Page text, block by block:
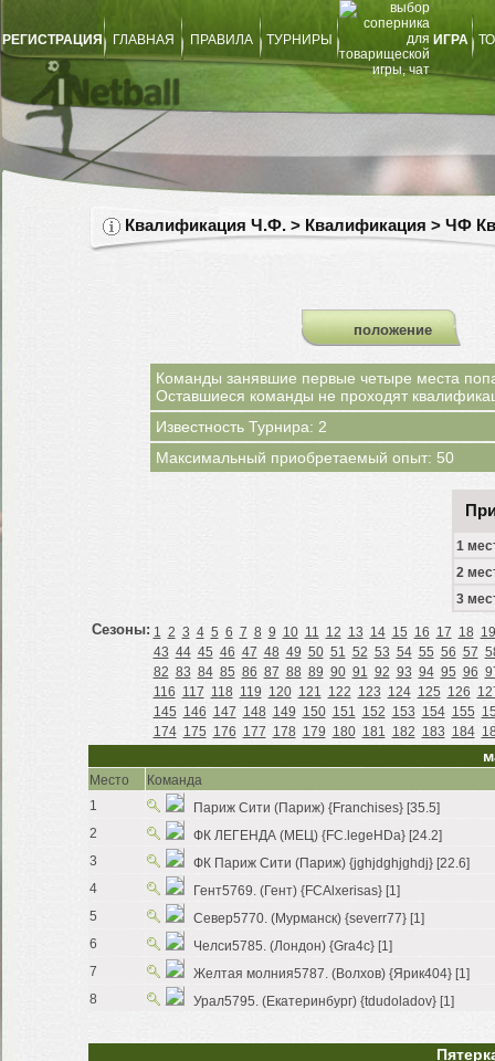
РЕГИСТРАЦИЯ ГЛАВНАЯ ПРАВИЛА ТУРНИРЫ ИГРА
Квалификация Ч.Ф. > Квалификация > ЧФ
положение
Команды занявшие первые четыре места
Оставшиеся команды не проходят
Известность Турнира: 2
Максимальный приобретаемый опыт: 50
1
2
3
Сезоны: 1 2 3 4 5 6 7 8 9 10 11 12 13 14 15 16 17 18 19
43 44 45 46 47 48 49 50 51 52 53 54 55 56 57
82 83 84 85 86 87 88 89 90 91 92 93 94 95 96
116 117 118 119 120 121 122 123 124 125 126
145 146 147 148 149 150 151 152 153 154 155
174 175 176 177 178 179 180 181 182 183 184
Место
Команда
1
Париж Сити (Париж) {Franchises} [35.5]
2
ФК ЛЕГЕНДА (МЕЦ) {FC.legeHDa} [24.2]
3
ФК Париж Сити (Париж) {jghjdghjghdj} [22.6]
4
Гент5769. (Гент) {FCAlxerisas} [1]
5
Север5770. (Мурманск) {severr77} [1]
6
Челси5785. (Лондон) {Gra4c} [1]
7
Желтая молния5787. (Волхов) {Ярик404} [1]
8
Урал5795. (Екатеринбург) {tdudoladov} [1]